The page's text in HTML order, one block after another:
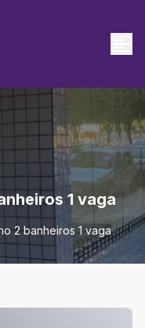
1 vaga
2 banheiros 1 vaga